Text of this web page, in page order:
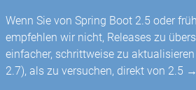
Wenn Sie von Spring Boot 2.5 oder
empfehlen wir nicht, Releases zu
einfacher, schrittweise zu
2.7), als zu versuchen, direkt von 2.5